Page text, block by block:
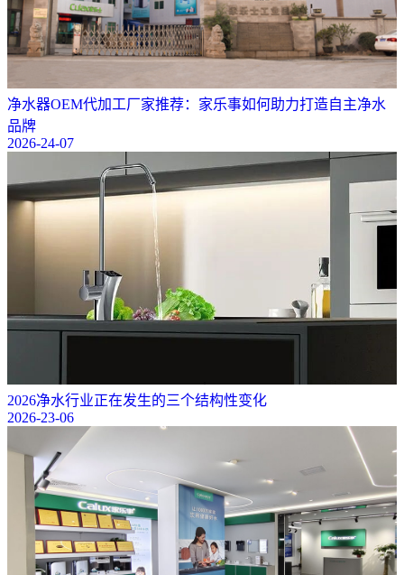
净水器OEM代加工厂家推荐：家乐事如何助力打造自主净水
品牌
2026-24-07
2026净水行业正在发生的三个结构性变化
2026-23-06